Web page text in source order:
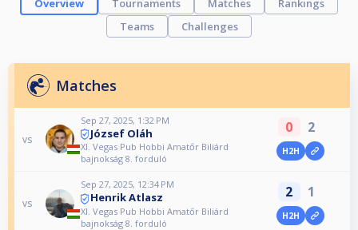
Overview Tournaments Matches
Rankings
Teams
Challenges
Matches
vs
Sep 27, 2025, 1:32 PM
József Oláh
XI. Vegas Pub Hobbi Amatőr Biliárd
bajnokság 8. forduló
0 2
H2H
vs
Sep 27, 2025, 12:34 PM
Henrik Atlasz
XI. Vegas Pub Hobbi Amatőr Biliárd
bajnokság 8. forduló
2 1
H2H